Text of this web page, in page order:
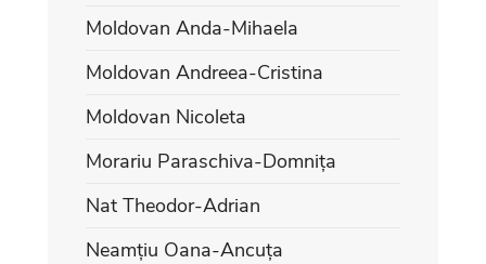
Moldovan Anda-Mihaela
Moldovan Andreea-Cristina
Moldovan Nicoleta
Morariu Paraschiva-Domnița
Nat Theodor-Adrian
Neamțiu Oana-Ancuța